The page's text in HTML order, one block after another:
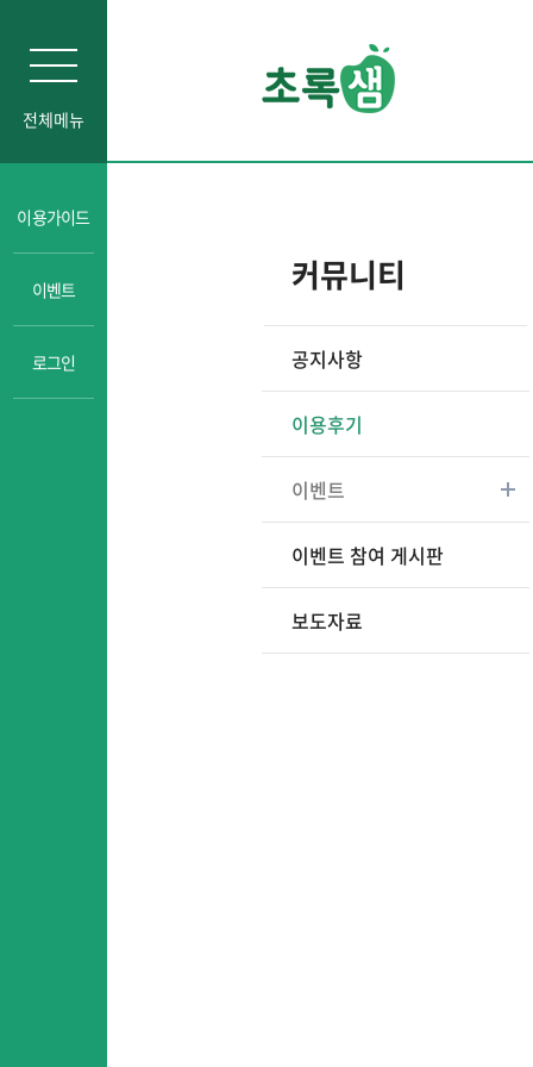
커뮤니티
공지사항
이용후기
이벤트
이벤트 참여 게시판
보도자료
전체메뉴
이용가이드
이벤트
로그인
자기주도학습
성교육
일타강사강의